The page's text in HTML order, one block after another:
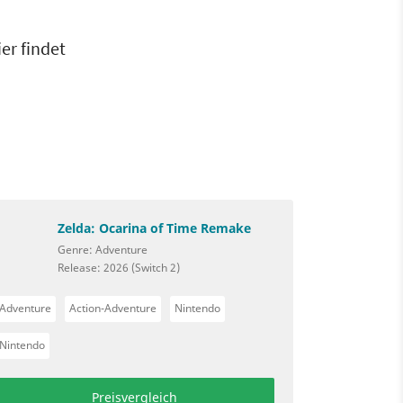
findet
Zelda: Ocarina of Time Remake
Genre: Adventure
Release: 2026 (Switch 2)
Adventure Action-Adventure Nintendo
Nintendo
Preisvergleich